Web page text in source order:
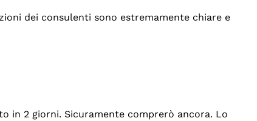
dei consulenti sono estremamente chiare e
in 2 giorni. Sicuramente comprerò ancora. Lo